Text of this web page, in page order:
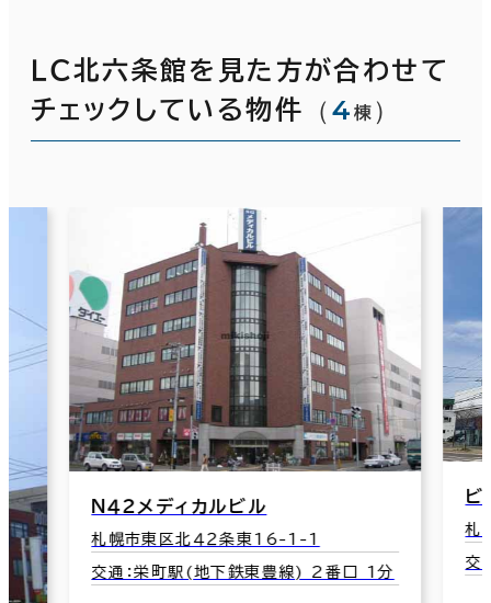
ＬＣ北六条館を見た方が合わせて
チェックしている物件
（4 棟 ）
Ｎ４２メディカルビル
札幌市東区北４２条東16-1-1
交通：栄町駅(地下鉄東豊線) 2番口 1分
ビ
札
交